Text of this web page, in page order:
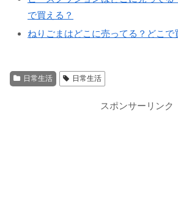
で買える？
ねりごまはどこに売ってる？どこで
日常生活 日常生活
スポンサーリンク